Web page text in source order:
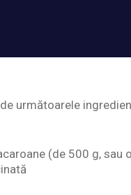
următoarele
(de 500 g, sau